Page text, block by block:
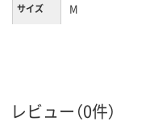
サイズ M
レビュー（0件）